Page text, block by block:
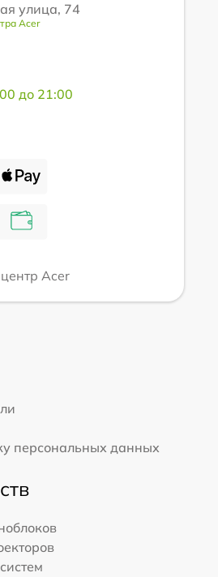
улица, 74
Acer
до 21:00
Acer
персональных данных